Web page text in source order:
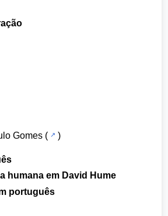
Gomes ( )
humana em David Hume
português